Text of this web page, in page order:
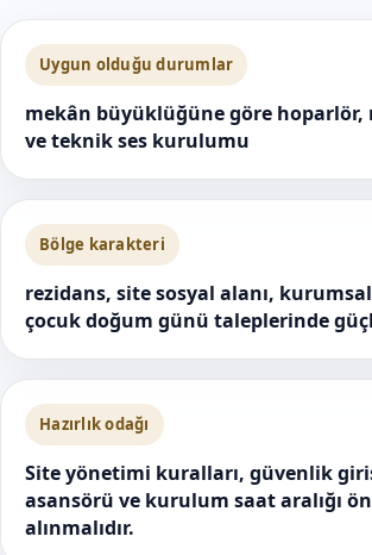
Uygun olduğu durumlar
mekân büyüklüğüne göre
ve teknik ses kurulumu
Bölge karakteri
rezidans, site sosyal alanı,
çocuk doğum günü taleplerinde
Hazırlık odağı
Site yönetimi kuralları, güvenlik
asansörü ve kurulum saat aralığı
alınmalıdır.